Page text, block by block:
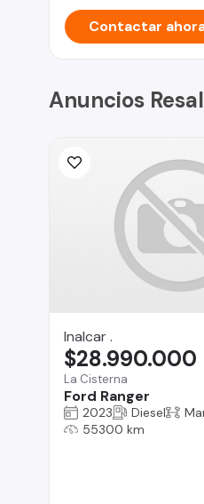
Contactar
Anuncios
Inalcar .
La Cisterna
Ford Ranger
$28.990.000
2023 Diesel
55300 km